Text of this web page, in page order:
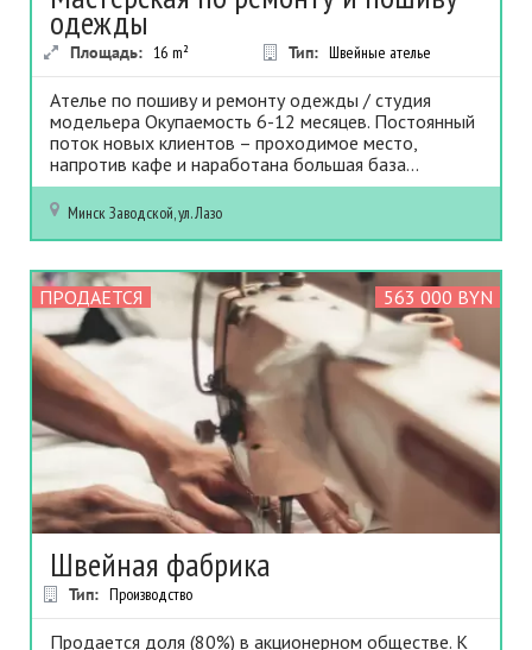
одежды
Площадь: 16 m² Тип: Швейные ателье
Ателье по пошиву и ремонту одежды / студия
модельера Окупаемость 6-12 месяцев. Постоянный
поток новых клиентов – проходимое место,
напротив кафе и наработана большая база...
МинскЗаводской, ул. Лазо
ПРОДАЕТСЯ 563 000 BYN
Швейная фабрика
Тип: Производство
Продается доля (80%) в акционерном обществе. К